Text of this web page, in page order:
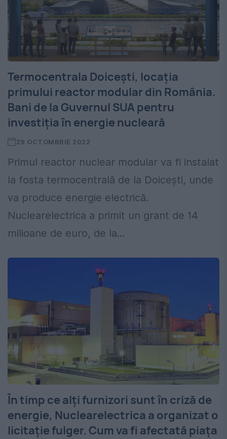
Termocentrala Doicești, locația
primului reactor modular din România.
Bani de la Guvernul SUA pentru
investiția în energie nucleară
29 OCTOMBRIE 2022
Primul reactor nuclear modular va fi instalat
la fosta termocentrală de la Doicești, unde
va produce energie electrică.
Nuclearelectrica a primit un grant de 14
milioane de euro, de la...
În timp ce alți furnizori sunt în criză de
energie, Nuclearelectrica a organizat o
licitație fulger. Cum va fi afectată piața